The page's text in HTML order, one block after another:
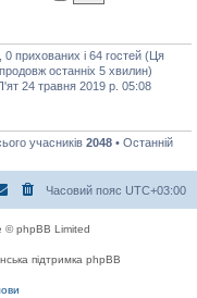
0 прихованих і 64 гостей (Ця
останніх 5 хвилин)
24 травня 2019 р. 05:08
учасників 2048 • Останній
Часовий пояс UTC+03:00
© phpBB Limited
підтримка phpBB